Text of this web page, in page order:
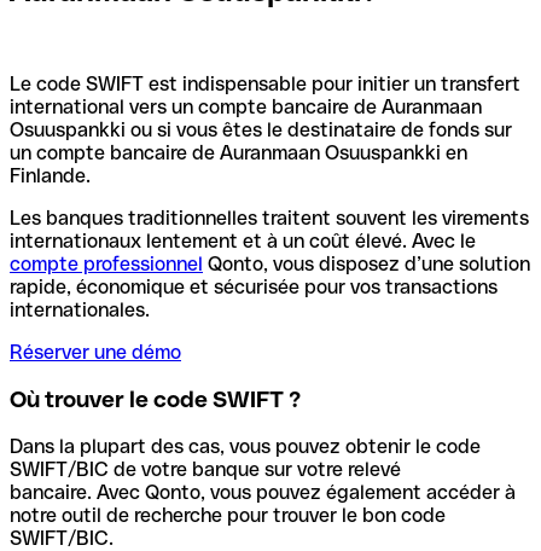
Le code SWIFT est indispensable pour initier un transfert
international vers un compte bancaire de Auranmaan
Osuuspankki ou si vous êtes le destinataire de fonds sur
un compte bancaire de Auranmaan Osuuspankki en
Finlande.
Les banques traditionnelles traitent souvent les virements
internationaux lentement et à un coût élevé. Avec le
compte professionnel Qonto, vous disposez d’une solution
rapide, économique et sécurisée pour vos transactions
internationales.
Réserver une démo
Où trouver le code SWIFT ?
Dans la plupart des cas, vous pouvez obtenir le code
SWIFT/BIC de votre banque sur votre relevé
bancaire. Avec Qonto, vous pouvez également accéder à
notre outil de recherche pour trouver le bon code
SWIFT/BIC.